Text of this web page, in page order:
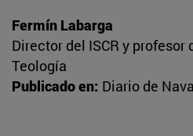
Fermín Labarga
Director del ISCR y profesor
Teología
Publicado en: Diario de